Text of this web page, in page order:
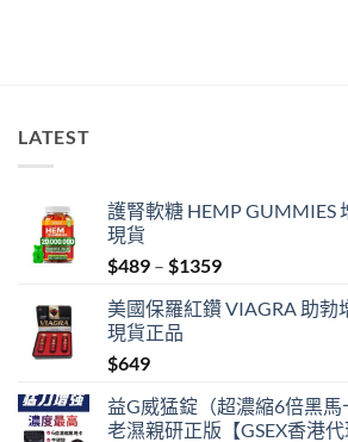
LATEST
護腎軟糖 HEMP GUMMIES
現貨
$489 – $1359Price
$489
美國保羅紅鑽 VIAGRA 助勃
現貨正品
$649
益G威猛錠（超濃縮6倍黑
老濕親研正版【GSEX香港代